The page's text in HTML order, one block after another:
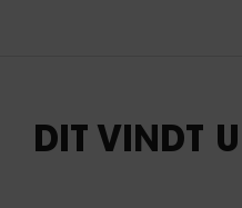
DIT VINDT